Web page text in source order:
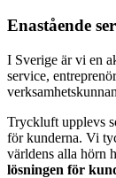
Enastående
I Sverige är vi en
service,
Tryckluft upplevs
för kunderna. Vi
världens alla hörn
lösningen för